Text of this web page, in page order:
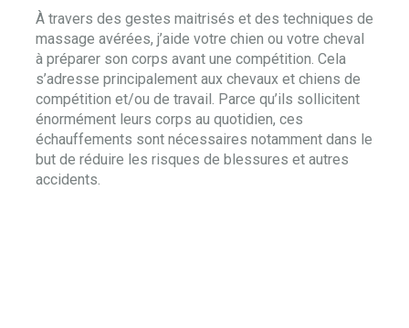
À travers des gestes maitrisés et des techniques de
massage avérées, j’aide votre chien ou votre cheval
à préparer son corps avant une compétition. Cela
s’adresse principalement aux chevaux et chiens de
compétition et/ou de travail. Parce qu’ils sollicitent
énormément leurs corps au quotidien, ces
échauffements sont nécessaires notamment dans le
but de réduire les risques de blessures et autres
accidents.